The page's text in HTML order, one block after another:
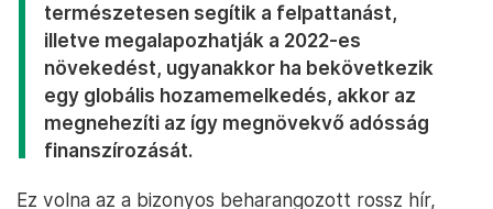
természetesen segítik a felpattanást,
illetve megalapozhatják a 2022-es
növekedést, ugyanakkor ha bekövetkezik
egy globális hozamemelkedés, akkor az
megnehezíti az így megnövekvő adósság
finanszírozását.
Ez volna az a bizonyos beharangozott rossz hír,